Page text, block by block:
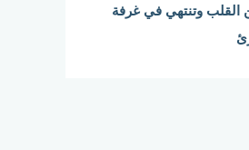
القلب وتنتهي في غرفة